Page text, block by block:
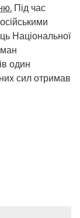
Під час
Національної
один
сил отримав